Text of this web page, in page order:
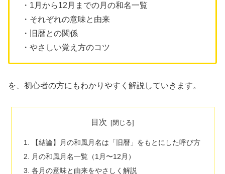
・1月から12月までの月の和名一覧
・それぞれの意味と由来
・旧暦との関係
・やさしい覚え方のコツ
を、初心者の方にもわかりやすく解説していきます。
目次
【結論】月の和風月名は「旧暦」をもとにした呼び方
月の和風月名一覧（1月〜12月）
各月の意味と由来をやさしく解説